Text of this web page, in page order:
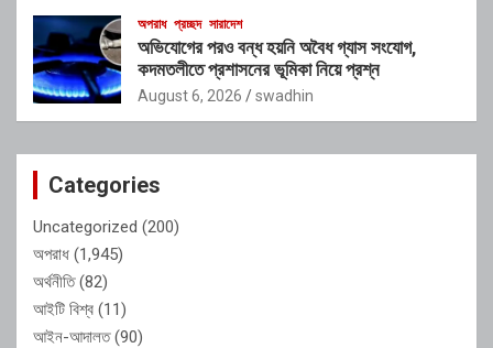
অপরাধ প্রচ্ছদ সারাদেশ
অভিযোগের পরও বন্ধ হয়নি অবৈধ গ্যাস সংযোগ,
কদমতলীতে প্রশাসনের ভূমিকা নিয়ে প্রশ্ন
August 6, 2026 swadhin
Categories
Uncategorized (200)
অপরাধ (1,945)
অর্থনীতি(82)
আইটি বিশ্ব (11)
আইন-আদালত(90)